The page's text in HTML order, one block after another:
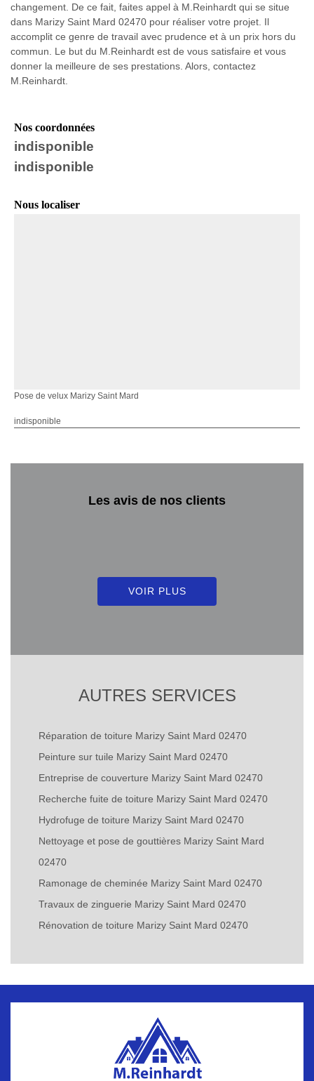
changement. De ce fait, faites appel à M.Reinhardt qui se situe
dans Marizy Saint Mard 02470 pour réaliser votre projet. Il
accomplit ce genre de travail avec prudence et à un prix hors du
commun. Le but du M.Reinhardt est de vous satisfaire et vous
donner la meilleure de ses prestations. Alors, contactez
M.Reinhardt.
Nos coordonnées
indisponible
indisponible
Nous localiser
Pose de velux Marizy Saint Mard
indisponible
Les avis de nos clients
VOIR PLUS
AUTRES SERVICES
Réparation de toiture Marizy Saint Mard 02470
Peinture sur tuile Marizy Saint Mard 02470
Entreprise de couverture Marizy Saint Mard 02470
Recherche fuite de toiture Marizy Saint Mard 02470
Hydrofuge de toiture Marizy Saint Mard 02470
Nettoyage et pose de gouttières Marizy Saint Mard
02470
Ramonage de cheminée Marizy Saint Mard 02470
Travaux de zinguerie Marizy Saint Mard 02470
Rénovation de toiture Marizy Saint Mard 02470